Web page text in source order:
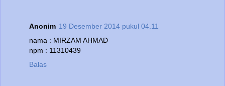
Anonim 19 Desember 2014 pukul 04.11
nama : MIRZAM AHMAD
npm : 11310439
Balas